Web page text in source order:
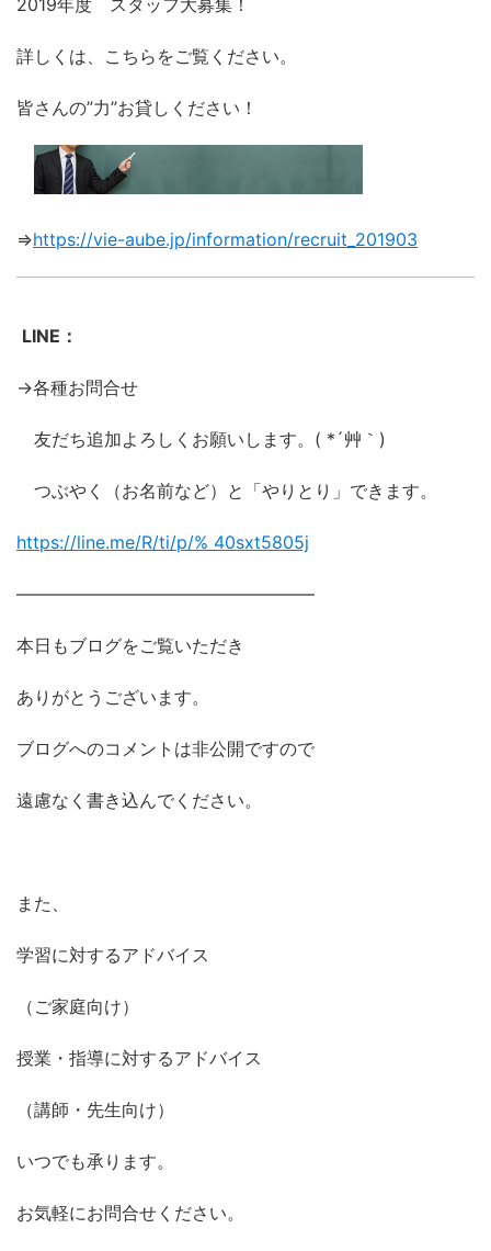
2019年度 スタッフ大募集！
詳しくは、こちらをご覧ください。
皆さんの”力”お貸しください！
⇒https://vie-aube.jp/information/recruit_201903
LINE：
→各種お問合せ
友だち追加よろしくお願いします。( *´艸｀)
つぶやく（お名前など）と「やりとり」できます。
https://line.me/R/ti/p/% 40sxt5805j
―――――――――――――――――
本日もブログをご覧いただき
ありがとうございます。
ブログへのコメントは非公開ですので
遠慮なく書き込んでください。
また、
学習に対するアドバイス
（ご家庭向け）
授業・指導に対するアドバイス
（講師・先生向け）
いつでも承ります。
お気軽にお問合せください。